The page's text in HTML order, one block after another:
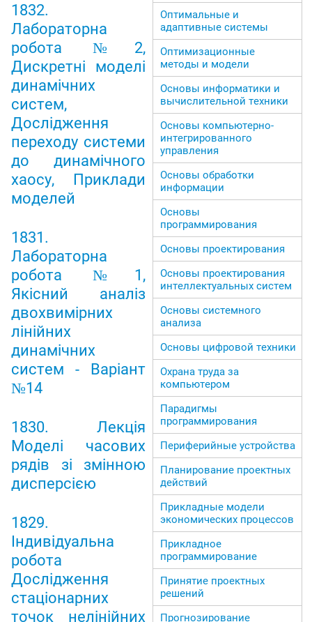
1832.
Лабораторна
робота №2,
Дискретні моделі
динамічних
систем,
Дослідження
переходу системи
до динамічного
хаосу, Приклади
моделей
1831.
Лабораторна
робота №1,
Якісний аналіз
двохвимірних
лінійних
динамічних
систем - Варіант
№14
1830. Лекція
Моделі часових
рядів зі змінною
дисперсією
1829.
Індивідуальна
робота
Дослідження
стаціонарних
точок нелінійних
Оптимальные и
адаптивные системы
Оптимизационные
методы и модели
Основы информатики и
вычислительной техники
Основы компьютерно-
интегрированного
управления
Основы обработки
информации
Основы
программирования
Основы проектирования
Основы проектирования
интеллектуальных систем
Основы системного
анализа
Основы цифровой техники
Охрана труда за
компьютером
Парадигмы
программирования
Периферийные устройства
Планирование проектных
действий
Прикладные модели
экономических процессов
Прикладное
программирование
Принятие проектных
решений
Прогнозирование